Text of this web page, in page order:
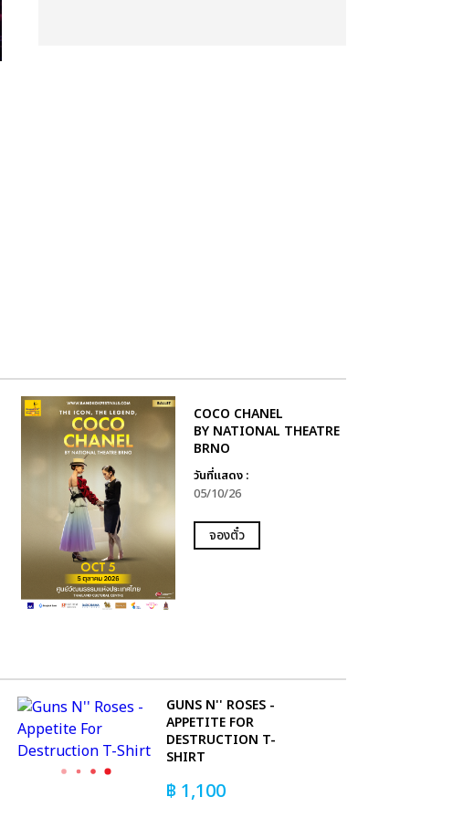
COCO CHANEL
BY NATIONAL THEATRE
BRNO
วันที่แสดง :
05/10/26
จองตั๋ว
GUNS N'' ROSES -
APPETITE FOR
DESTRUCTION T-
SHIRT
฿ 1,100